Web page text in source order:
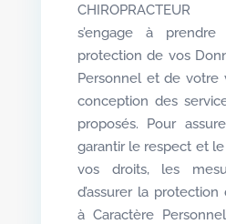
CHIROPRACTEUR
s’engage à
protection de vos
Personnel et de votre
conception des
proposés. Pour
garantir le respect et
vos droits, les
d’assurer la
à Caractère